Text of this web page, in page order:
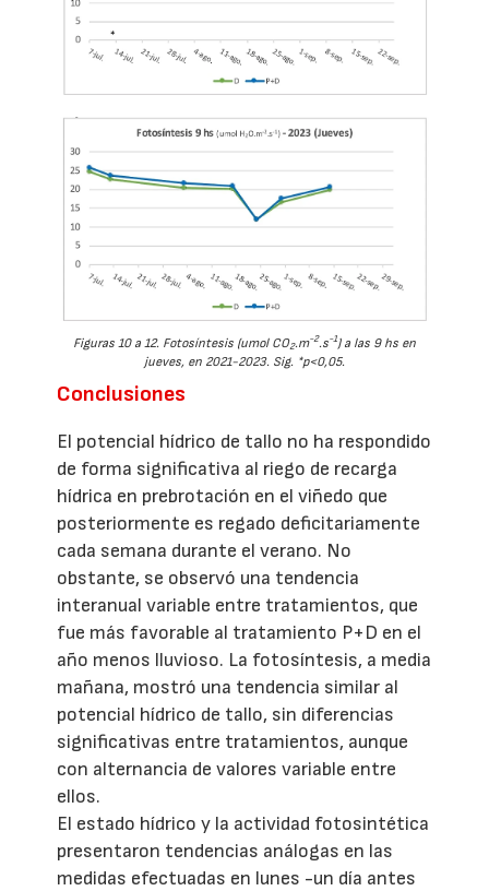
Figuras 10 a 12. Fotosíntesis (umol CO2.m-2.s-1) a las 9 hs en
jueves, en 2021-2023. Sig. *p<0,05.
Conclusiones
El potencial hídrico de tallo no ha respondido
de forma significativa al riego de recarga
hídrica en prebrotación en el viñedo que
posteriormente es regado deficitariamente
cada semana durante el verano. No
obstante, se observó una tendencia
interanual variable entre tratamientos, que
fue más favorable al tratamiento P+D en el
año menos lluvioso. La fotosíntesis, a media
mañana, mostró una tendencia similar al
potencial hídrico de tallo, sin diferencias
significativas entre tratamientos, aunque
con alternancia de valores variable entre
ellos.
El estado hídrico y la actividad fotosintética
presentaron tendencias análogas en las
medidas efectuadas en lunes -un día antes